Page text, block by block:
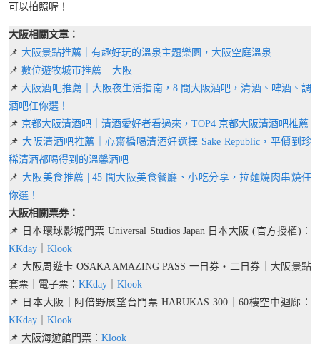
可以拍照喔！
大阪相關文章：
📌 大阪景點推薦｜有趣好玩的溫泉主題樂園，大阪空庭溫泉
📌 數位遊牧城市推薦 – 大阪
📌大阪酒吧推薦｜大阪夜生活指南，8 間大阪酒吧，清酒、啤酒、調
酒吧任你選！
📌 京都大阪清酒吧｜清酒愛好者看過來，TOP4 京都大阪清酒吧推薦
📌 大阪清酒吧推薦｜心齋橋喝清酒好選擇 Sake Republic，平價到珍
稀清酒都喝得到的溫馨酒吧
📌 大阪美食推薦 | 45 間大阪美食餐廳、小吃分享，拉麵燒肉串燒任
你選！
大阪相關票券：
📌 日本環球影城門票 Universal Studios Japan|日本大阪 (官方授權)：
KKday
Klook
📌 大阪周遊卡 OSAKA AMAZING PASS 一日券・二日券｜大阪景點
套票｜電子票： KKday
Klook
📌 日本大阪｜阿倍野展望台門票 HARUKAS 300｜60樓空中迴廊：
KKday
Klook
📌 大阪海遊館門票： Klook